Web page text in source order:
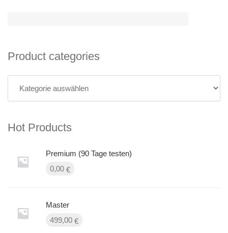
Product categories
Hot Products
Premium (90 Tage testen)
0,00 €
Master
499,00 €